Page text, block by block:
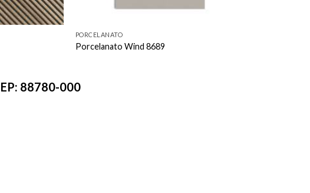
PORCELANATO
Porcelanato Wind 8689
88780-000